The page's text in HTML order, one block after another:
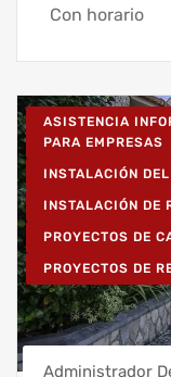
Con horario
ASISTENCIA
PARA EMPRESAS
INSTALACIÓN
INSTALACIÓN DE
PROYECTOS DE
PROYECTOS DE
Administrador